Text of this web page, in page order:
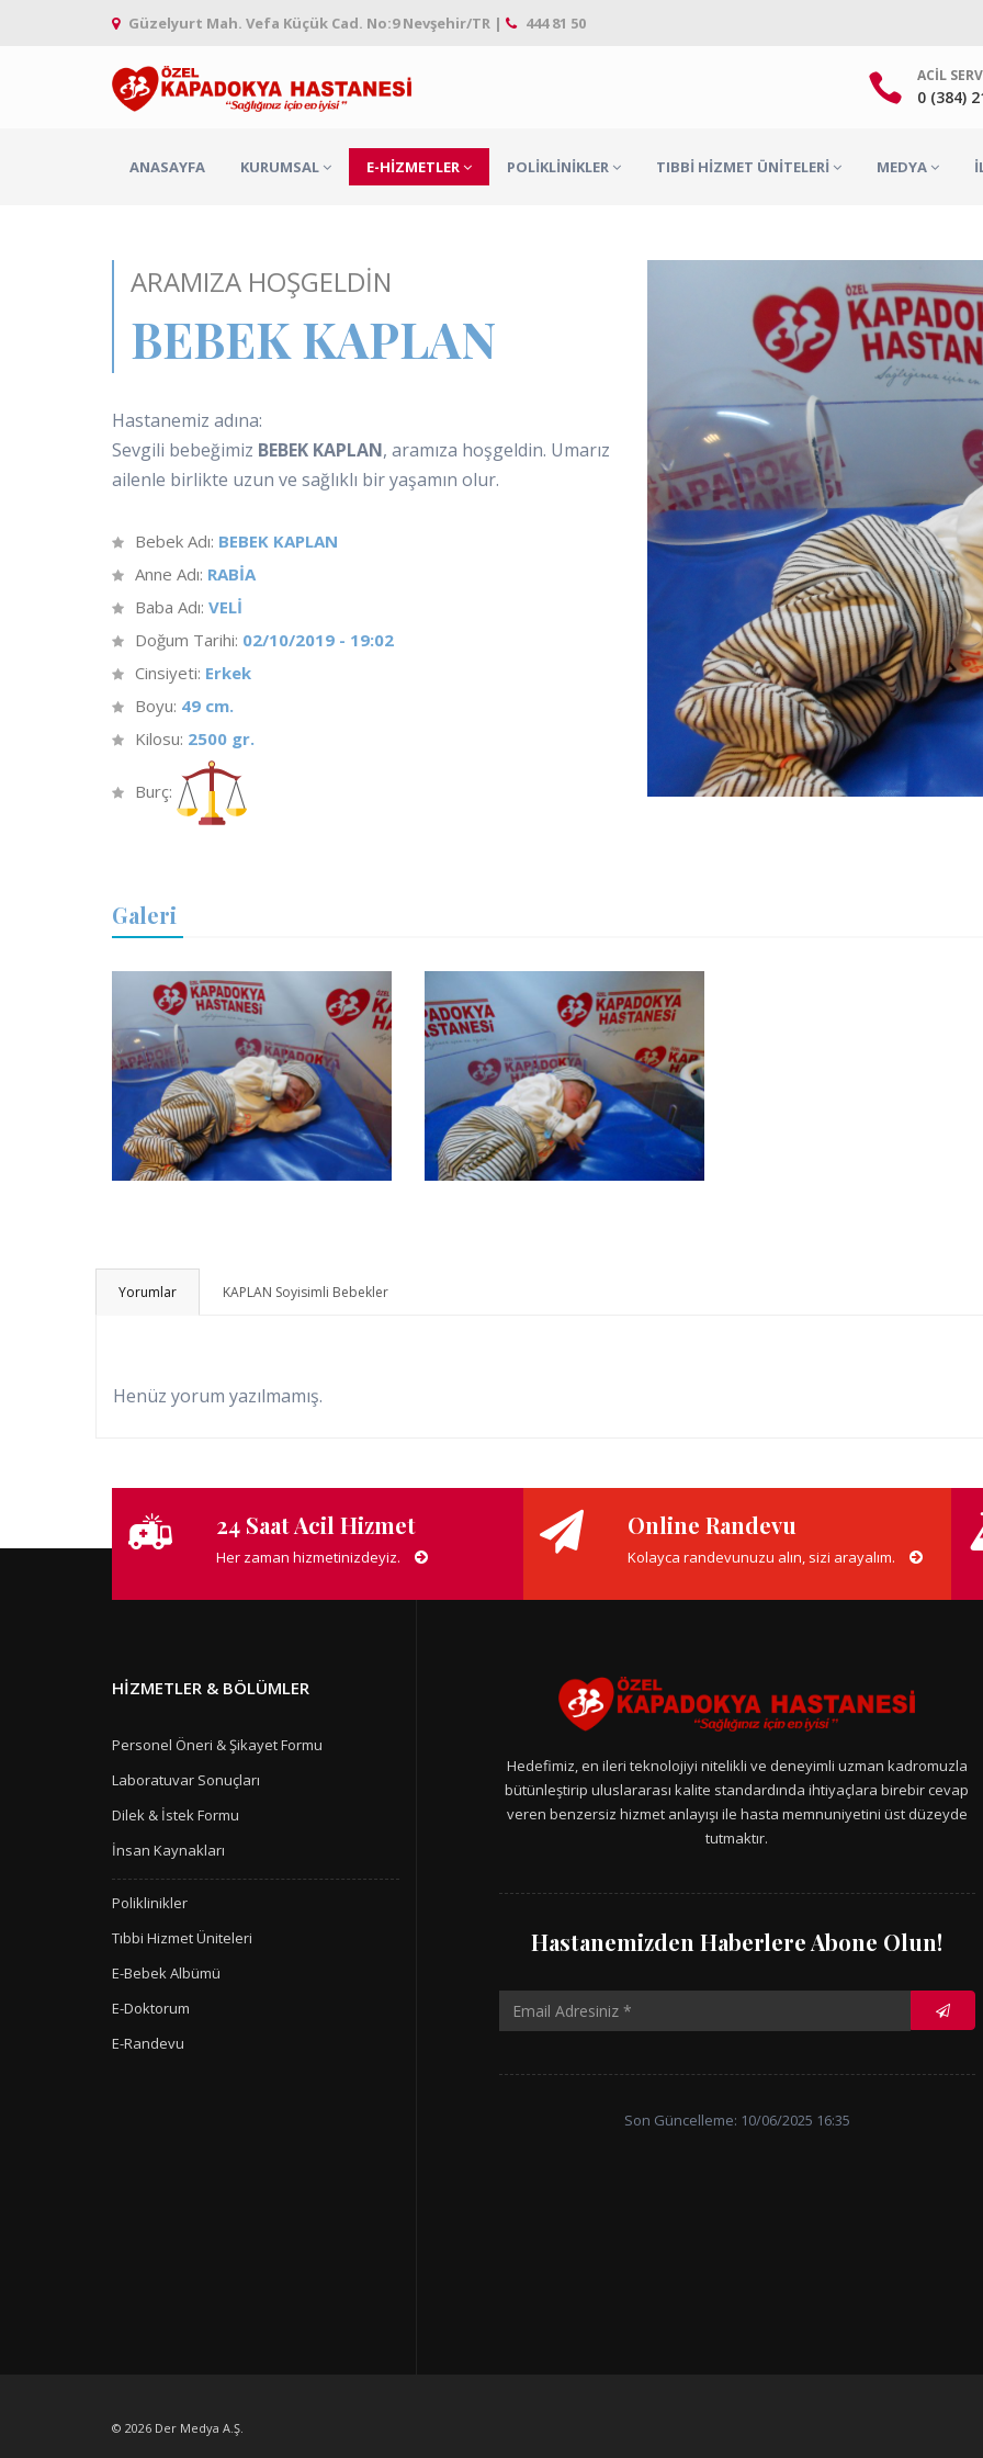
Güzelyurt Mah. Vefa Küçük Cad. No:9 Nevşehir/TR | 444 81 50
ACIL
0 (384)
ANASAYFA KURUMSAL E-HIZMETLER POLIKLINIKLER TIBBI HIZMET ÜNITELERI MEDYA
ARAMIZA HOŞGELDIN
BEBEK KAPLAN
Hastanemiz adına:
Sevgili bebeğimiz BEBEK KAPLAN, aramıza hoşgeldin. Umarız
ailenle birlikte uzun ve sağlıklı bir yaşamın olur.
Bebek Adı: BEBEK KAPLAN
Anne Adı: RABİA
Baba Adı: VELİ
Doğum Tarihi: 02/10/2019 - 19:02
Cinsiyeti: Erkek
Boyu: 49 cm.
Kilosu: 2500 gr.
Burç:
Galeri
Yorumlar KAPLAN Soyisimli Bebekler
Henüz yorum yazılmamış.
24 Saat Acil Hizmet
Her zaman hizmetinizdeyiz.
Online Randevu
Kolayca randevunuzu alın, sizi arayalım.
HIZMETLER & BÖLÜMLER
Personel Öneri & Şikayet Formu
Laboratuvar Sonuçları
Dilek & İstek Formu
İnsan Kaynakları
Poliklinikler
Tıbbi Hizmet Üniteleri
E-Bebek Albümü
E-Doktorum
E-Randevu
Hedefimiz, en ileri teknolojiyi nitelikli ve deneyimli uzman kadromuzla
bütünleştirip uluslararası kalite standardında ihtiyaçlara birebir cevap
veren benzersiz hizmet anlayışı ile hasta memnuniyetini üst düzeyde
tutmaktır.
Hastanemizden Haberlere Abone Olun!
Son Güncelleme: 10/06/2025 16:35
© 2026 Der Medya A.Ş.